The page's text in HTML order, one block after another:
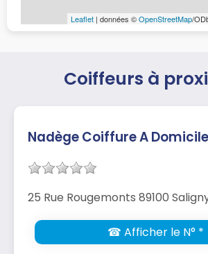
Leaflet | données ©OpenStreetMap/
Coiffeurs à
Nadège Coiffure A Domicile
25 Rue Rougemonts 89100
☎ Afficher le N° *